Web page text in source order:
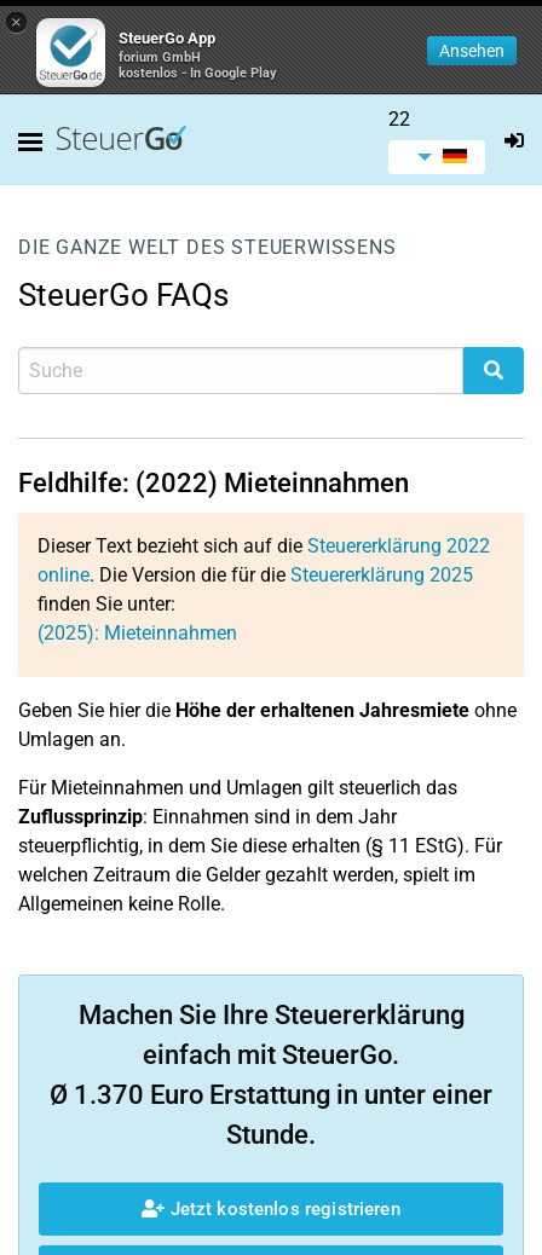
×
SteuerGo App
forium GmbH
kostenlos - In Google Play
Ansehen
22
DIE GANZE WELT DES STEUERWISSENS
SteuerGo FAQs
Feldhilfe: (2022) Mieteinnahmen
Dieser Text bezieht sich auf die Steuererklärung 2022
online. Die Version die für die Steuererklärung 2025
finden Sie unter:
(2025): Mieteinnahmen
Geben Sie hier die Höhe der erhaltenen Jahresmiete ohne
Umlagen an.
Für Mieteinnahmen und Umlagen gilt steuerlich das
Zuflussprinzip: Einnahmen sind in dem Jahr
steuerpflichtig, in dem Sie diese erhalten (§ 11 EStG). Für
welchen Zeitraum die Gelder gezahlt werden, spielt im
Allgemeinen keine Rolle.
Machen Sie Ihre Steuererklärung
einfach mit SteuerGo.
Ø 1.370 Euro Erstattung in unter einer
Stunde.
Jetzt kostenlos registrieren